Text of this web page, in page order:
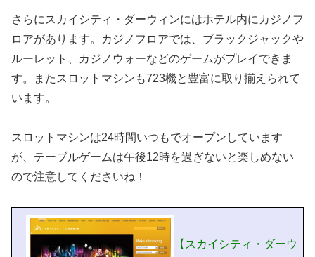
さらにスカイシティ・ダーウィンにはホテル内にカジノフ
ロアがあります。カジノフロアでは、ブラックジャックや
ルーレット、カジノウォーなどのゲームがプレイできま
す。またスロットマシンも723機と豊富に取り揃えられて
います。
スロットマシンは24時間いつもでオープンしています
が、テーブルゲームは午後12時を過ぎないと楽しめない
ので注意してくださいね！
【スカイシティ・ダーウ